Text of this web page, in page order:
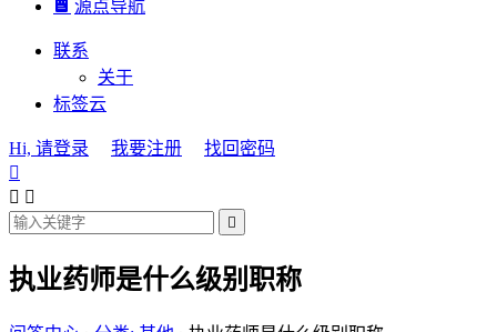
源点导航
联系
关于
标签云
Hi, 请登录 我要注册
找回密码

 

执业药师是什么级别职称